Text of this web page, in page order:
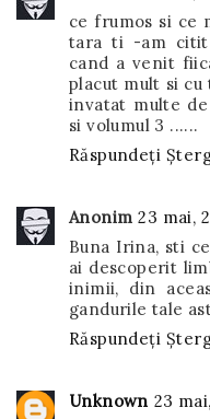
ce frumos si ce
tara ti -am citit
cand a venit
placut mult si
invatat multe
si volumul 3 ......
Răspundeți
Anonim 23 mai,
Buna Irina, sti
ai descoperit
inimii, din
gandurile tale
Răspundeți
Unknown 23